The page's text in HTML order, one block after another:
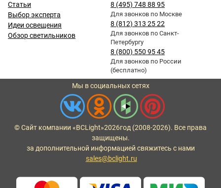
Статьи
Выбор эксперта
Идеи освещения
Обзор светильников
8 (495) 748 88 95
Для звонков по Москве
8 (812) 313 25 22
Для звонков по Санкт-
Петербургу
8 (800) 550 95 45
Для звонков по России
(бесплатно)
Мы в социальных сетях
© Сайт компании «BCLight»2026год (2008-2026). Все права
защищены.
за дополнительной информацией свяжитесь с нами
sales@bclight.ru